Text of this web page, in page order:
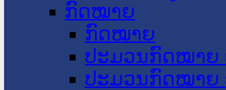
ກົດໝາຍ
ກົດໝາຍ
ປະມວນກົດໝາຍ
ປະມວນກົດໝາຍ